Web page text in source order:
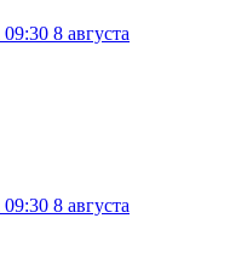
09:30 8 августа
09:30 8 августа